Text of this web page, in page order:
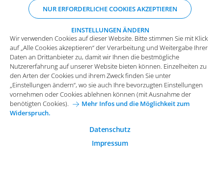
Impressum Datenschutz
Allgemeine Einkaufsbedingungen
Karriere bei Arvato Systems Kontakt
Wir verwenden Cookies auf dieser Website. Bitte stimmen Sie mit Klick
auf „Alle Cookies akzeptieren“ der Verarbeitung und Weitergabe Ihrer
Daten an Drittanbieter zu, damit wir Ihnen die bestmögliche
Nutzererfahrung auf unserer Website bieten können. Einzelheiten zu
den Arten der Cookies und ihrem Zweck finden Sie unter
„Einstellungen ändern“, wo sie auch Ihre bevorzugten Einstellungen
vornehmen oder Cookies ablehnen können (mit Ausnahme der
benötigten Cookies).
Mehr Infos und die Möglichkeit zum
Widerspruch.
Datenschutz
Impressum
NUR ERFORDERLICHE COOKIES AKZEPTIEREN
EINSTELLUNGEN ÄNDERN
Nutzererfahrung auf unserer Website bieten können. Einzelheiten zu
den Arten der Cookies und ihrem Zweck finden Sie unter
„Einstellungen ändern“, wo sie auch Ihre bevorzugten Einstellungen
vornehmen oder Cookies ablehnen können (mit Ausnahme der
benötigten Cookies).
Mehr Infos und die Möglichkeit zum
Widerspruch.
Funktionale Cookies
Diese Cookies sind essenziell wichtig für die einwandfreie
Funktion der Website.
Analytische Cookies
Analytische Cookies werden verwendet, um das